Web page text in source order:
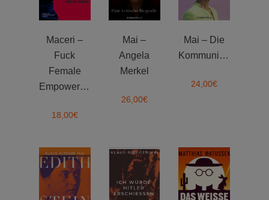
Maceri –
Fuck
Female
Empowerment
18,00€
Mai –
Angela
Merkel
26,00€
Mai – Die
Kommunistin
24,00€